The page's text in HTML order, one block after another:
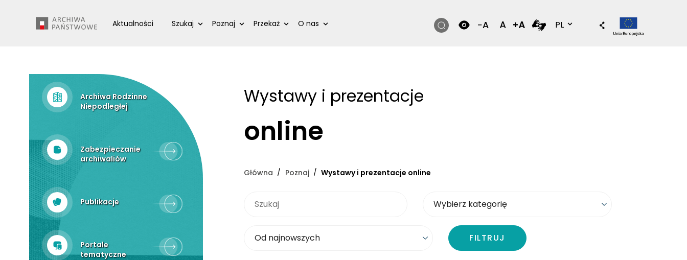
Aktualności Szukaj Poznaj Przekaż O nas Szukaj PLWersja polska
Archiwa Rodzinne
Niepodległej
Zabezpieczanie
archiwaliów
Publikacje
Portale
tematyczne
Wystawy i prezentacje
online
Główna Poznaj Wystawy i prezentacje online
FILTRUJ